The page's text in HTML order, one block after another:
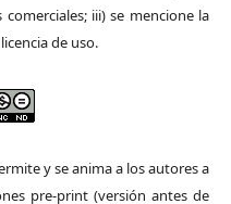
iii) se mencione la
de uso.
y se anima a los autores a
pre-print (versión antes de